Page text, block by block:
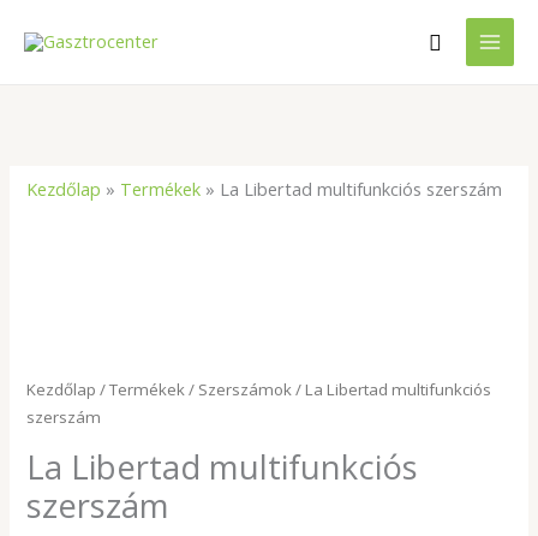
Search
Kezdőlap » Termékek » La Libertad multifunkciós szerszám
Kezdőlap /Termékek/ Szerszámok/ La Libertad multifunkciós
szerszám
La Libertad multifunkciós
szerszám